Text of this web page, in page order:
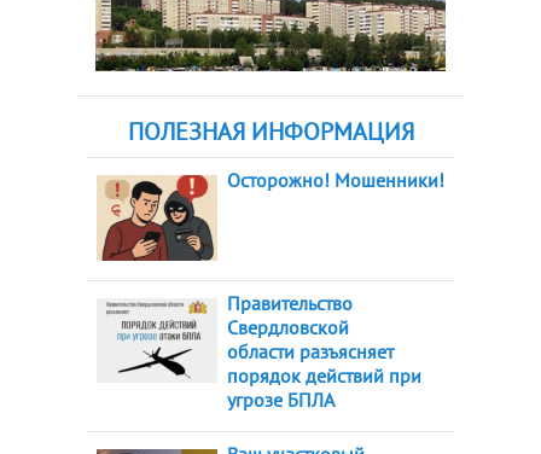
ПОЛЕЗНАЯ ИНФОРМАЦИЯ
Осторожно! Мошенники!
Правительство
Свердловской
области разъясняет
порядок действий при
угрозе БПЛА